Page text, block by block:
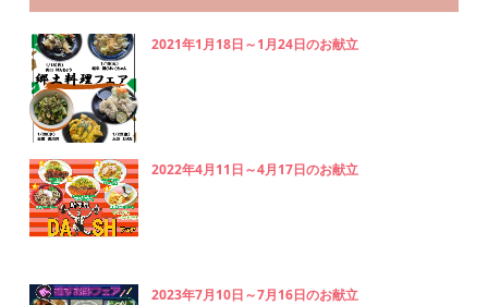
2021年1月18日～1月24日のお献立
2022年4月11日～4月17日のお献立
2023年7月10日～7月16日のお献立